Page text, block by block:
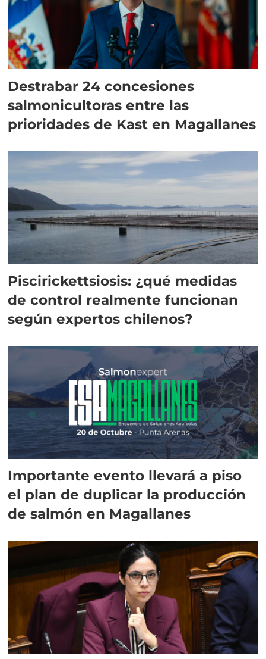
Destrabar 24 concesiones
salmonicultoras entre las
prioridades de Kast en Magallanes
Piscirickettsiosis: ¿qué medidas
de control realmente funcionan
según expertos chilenos?
Importante evento llevará a piso
el plan de duplicar la producción
de salmón en Magallanes